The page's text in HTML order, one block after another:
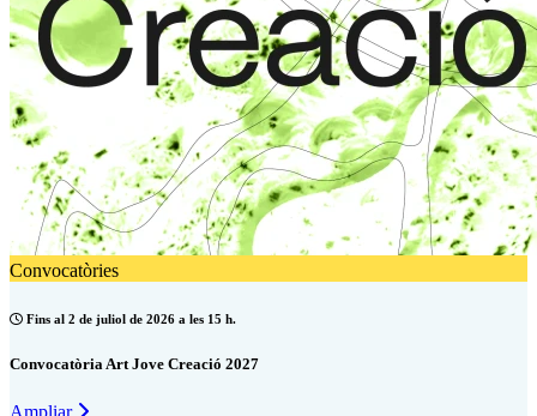
Convocatòries
Fins al 2 de juliol de 2026 a les 15 h.
Convocatòria Art Jove Creació 2027
Ampliar